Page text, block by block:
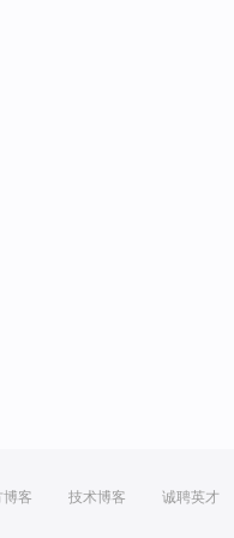
博客 技术博客 诚聘英才